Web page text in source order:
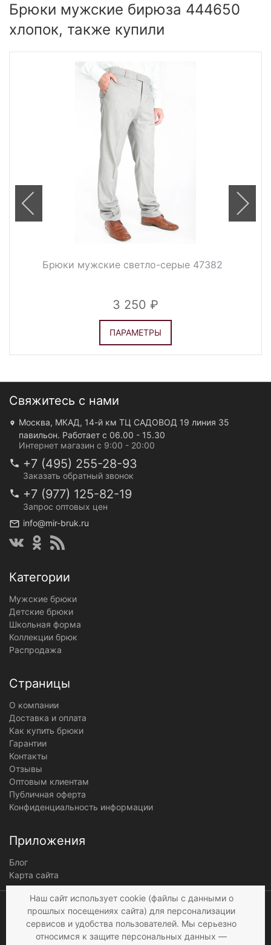
Брюки мужские бирюза 444650
хлопок, также купили
Брюки мужские светло-серые 47382
3 250
ПАРАМЕТРЫ
Свяжитесь с нами
Москва, МКАД, 14-й км ТЦ САДОВОД 19 линия 35
павильон. Работает с 06.00 - 15.30
Интернет магазин с 9:00 - 20:00
+7 (495) 255-28-93
Заказать обратный звонок
+7 (977) 125-82-19
Запрос оптовых цен
info@mir-bruk.ru
Категории
Мужские брюки
Детские брюки
Школьная форма
Коллекции брюк
Распродажа
Страницы
О компании
Доставка и оплата
Как купить брюки
Гарантии
Контакты
Отзывы
Оптовым клиентам
Публичная оферта
Конфиденциальность информации
Приложения
Блог
Карта сайта
Мы получаем и
обрабатываем
персональные данные
посетителей нашего сайта в
Наш сайт использует cookie (файлы с данными о
прошлых посещениях сайта) для персонализации
сервисов и удобства пользователей. Мы серьезно
относимся к защите персональных данных —